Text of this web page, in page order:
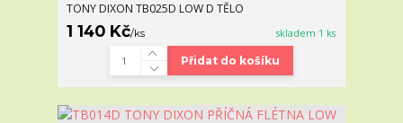
TONY DIXON TB025D LOW D TĚLO
1 140 Kč/ks skladem 1 ks
Přidat do košíku